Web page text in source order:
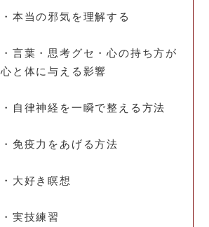
・本当の邪気を理解する
・言葉・思考グセ・心の持ち方が
心と体に与える影響
・自律神経を一瞬で整える方法
・免疫力をあげる方法
・大好き瞑想
・実技練習